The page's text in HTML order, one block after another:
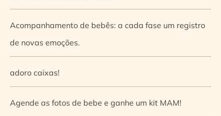
Acompanhamento de bebês: a cada fase um registro
de novas emoções.
adoro caixas!
Agende as fotos de bebe e ganhe um kit MAM!